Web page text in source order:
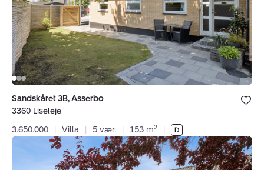
Liseleje
Bolig er
under dine
Sandskåret 3B, Asserbo
3360 Liseleje
3.650.000
| Villa | 5 vær. | 153 m2 |